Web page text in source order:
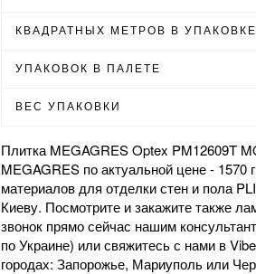
КВАДРАТНЫХ МЕТРОВ В УПАКОВКЕ
УПАКОВОК В ПАЛЕТЕ
ВЕС УПАКОВКИ
Плитка MEGAGRES Optex PM12609T
MEGAGRES по актуальной цене - 1570
материалов для отделки стен и пола
Киеву. Посмотрите и закажите также
звонок прямо сейчас нашим
по Украине) или свяжитесь с нами в
городах: Запорожье, Мариуполь или